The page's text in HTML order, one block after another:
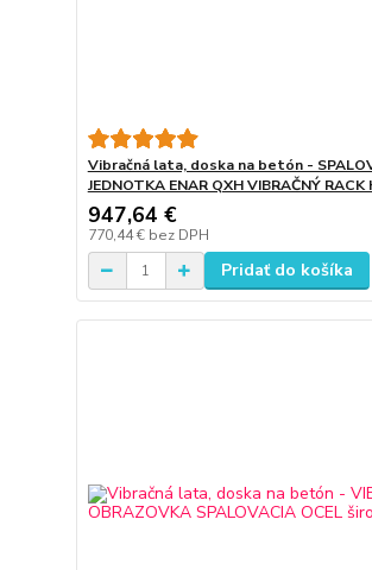
Vibračná lata, doska na betón -
JEDNOTKA ENAR QXH VIBRAČNÝ RACK
947,64 €
770,44 € bez DPH
Pridať do košíka